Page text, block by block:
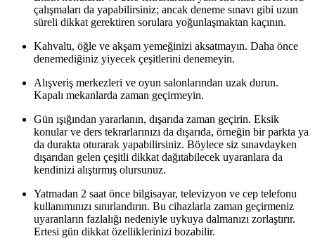
çalışmaları da yapabilirsiniz; ancak deneme sınavı gibi uzun
süreli dikkat gerektiren sorulara yoğunlaşmaktan kaçının.
Kahvaltı, öğle ve akşam yemeğinizi aksatmayın. Daha önce
denemediğiniz yiyecek çeşitlerini denemeyin.
Alışveriş merkezleri ve oyun salonlarından uzak durun.
Kapalı mekanlarda zaman geçirmeyin.
Gün ışığından yararlanın, dışarıda zaman geçirin. Eksik
konular ve ders tekrarlarınızı da dışarıda, örneğin bir parkta ya
da durakta oturarak yapabilirsiniz. Böylece siz sınavdayken
dışarıdan gelen çeşitli dikkat dağıtabilecek uyaranlara da
kendinizi alıştırmış olursunuz.
Yatmadan 2 saat önce bilgisayar, televizyon ve cep telefonu
kullanımınızı sınırlandırın. Bu cihazlarla zaman geçirmeniz
uyaranların fazlalığı nedeniyle uykuya dalmanızı zorlaştırır.
Ertesi gün dikkat özelliklerinizi bozabilir.